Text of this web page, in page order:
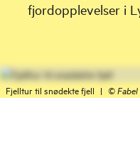
fjordopplevelser i
Fjelltur til snødekte fjell | ©